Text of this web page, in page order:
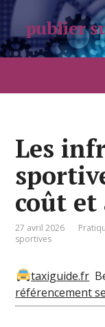
publier
Les
coût et
27 avril 2026
sportives
taxiguide.fr
référencement